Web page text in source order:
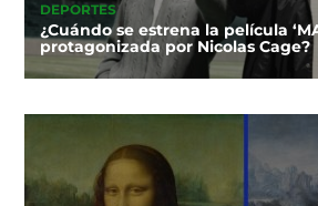
DEPORTES
¿Cuándo se estrena la película
protagonizada por Nicolas Cage?